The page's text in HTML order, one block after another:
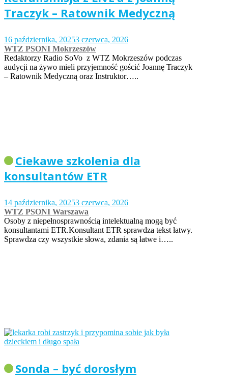
Traczyk – Ratownik Medyczną
16 października, 20253 czerwca, 2026
WTZ PSONI Mokrzeszów
Redaktorzy Radio SoVo z WTZ Mokrzeszów podczas
audycji na żywo mieli przyjemność gościć Joannę Traczyk
– Ratownik Medyczną oraz Instruktor…..
Ciekawe szkolenia dla
konsultantów ETR
14 października, 20253 czerwca, 2026
WTZ PSONI Warszawa
Osoby z niepełnosprawnością intelektualną mogą być
konsultantami ETR.Konsultant ETR sprawdza tekst łatwy.
Sprawdza czy wszystkie słowa, zdania są łatwe i…..
Sonda – być dorosłym